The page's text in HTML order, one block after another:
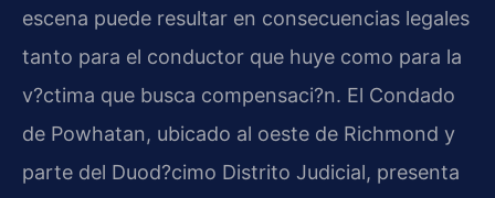
escena puede resultar en consecuencias legales
tanto para el conductor que huye como para la
v?ctima que busca compensaci?n. El Condado
de Powhatan, ubicado al oeste de Richmond y
parte del Duod?cimo Distrito Judicial, presenta